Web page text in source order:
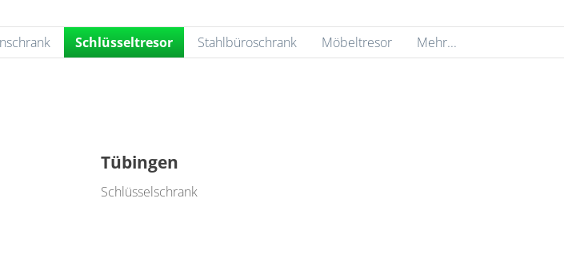
Schlüsseltresor Stahlbüroschrank Möbeltresor Mehr...
Tübingen
Schlüsselschrank